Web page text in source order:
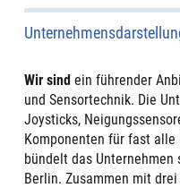
Wir sindein führender
und Sensortechnik. Die
Joysticks,
Komponenten für fast
bündelt das
Berlin. Zusammen mit